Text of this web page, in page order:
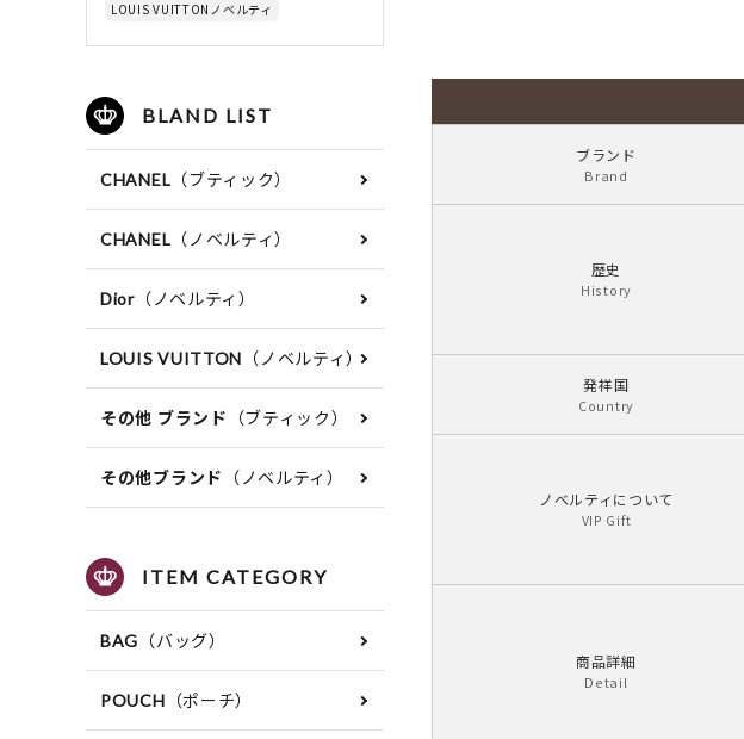
ブランド
Brand
歴史
History
発祥国
Country
ノベルティについて
VIP Gift
商品詳細
Detail
LOUIS VUITTONノベルティ
BLAND LIST
CHANEL （ブティック）
CHANEL （ノベルティ）
Dior（ノベルティ）
LOUIS VUITTON （ノベルティ）
その他 ブランド （ブティック）
その他ブランド （ノベルティ）
ITEM CATEGORY
BAG （バッグ）
POUCH （ポーチ）